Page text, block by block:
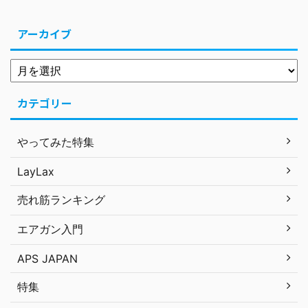
アーカイブ
カテゴリー
やってみた特集
LayLax
売れ筋ランキング
エアガン入門
APS JAPAN
特集